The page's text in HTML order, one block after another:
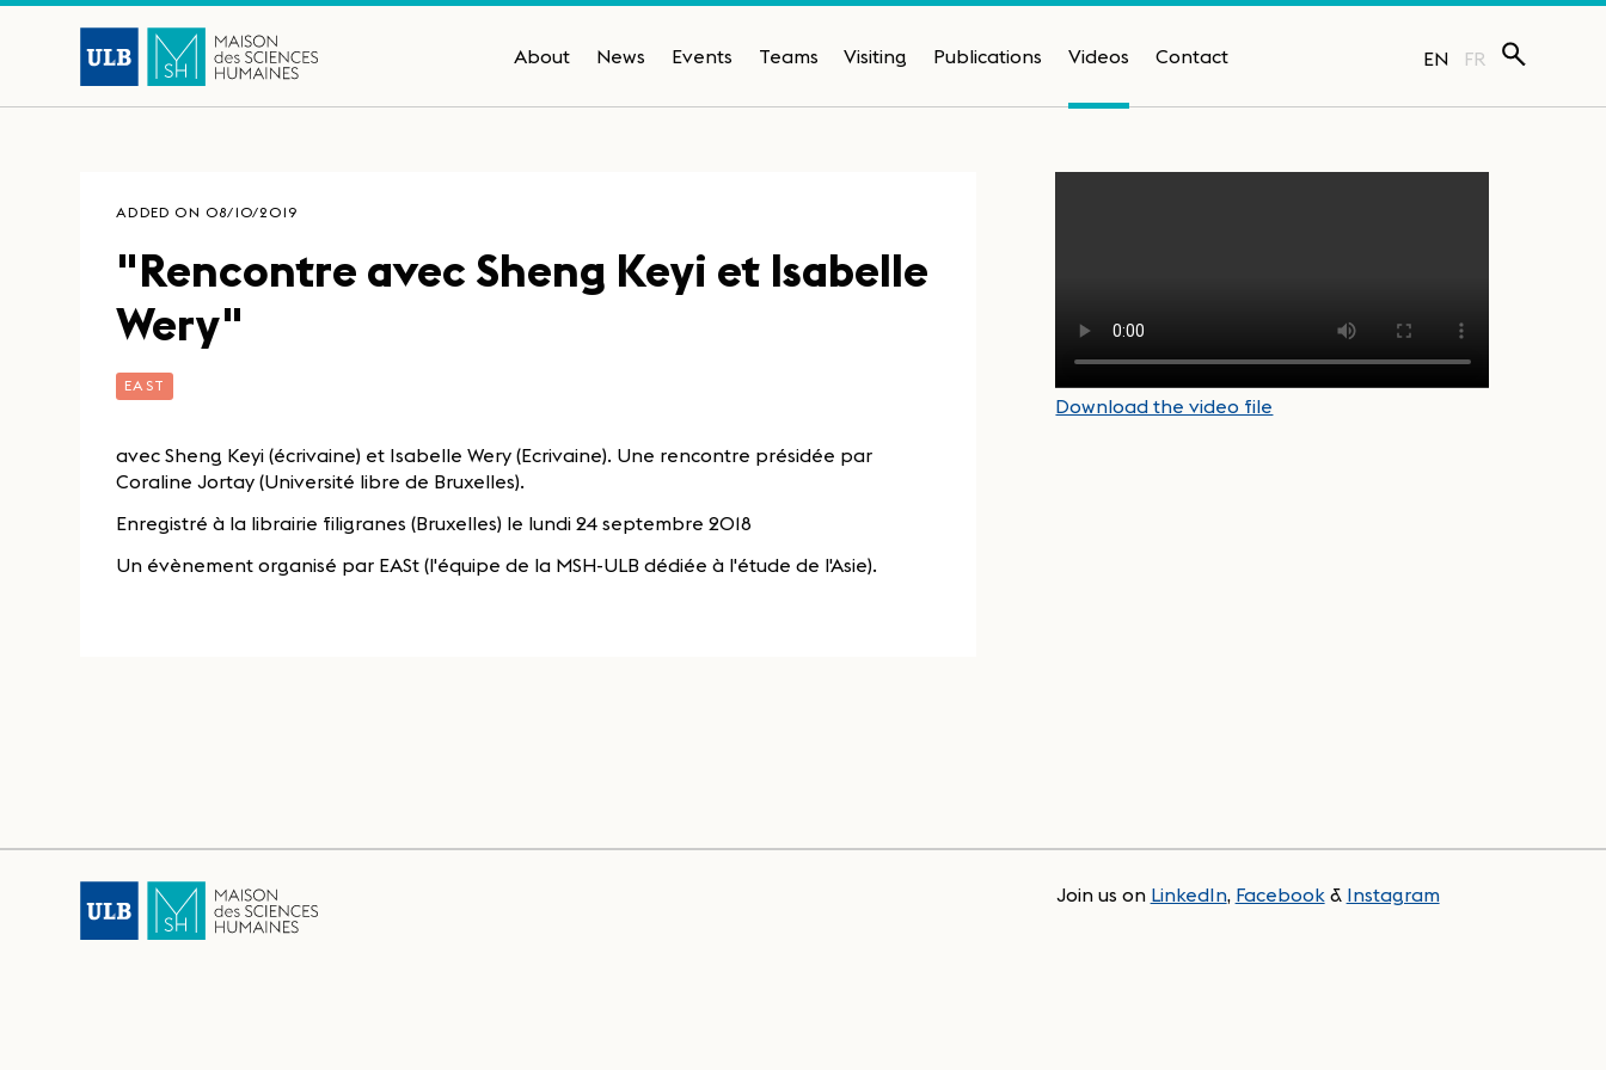
About News Events Teams Visiting Publications Videos Contact EN FR
ADDED ON 08/10/2019
"Rencontre avec Sheng Keyi et Isabelle
Wery"
EAST
avec Sheng Keyi (écrivaine) et Isabelle Wery (Ecrivaine). Une rencontre présidée par
Coraline Jortay (Université libre de Bruxelles).
Enregistré à la librairie filigranes (Bruxelles) le lundi 24 septembre 2018
Un évènement organisé par EASt (l'équipe de la MSH-ULB dédiée à l'étude de l'Asie).
Download the video file
Join us on LinkedIn, Facebook& Instagram